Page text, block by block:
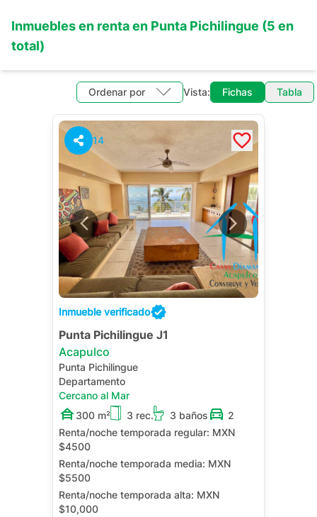
Inmuebles en rentaen Punta Pichilingue (5 en
total)
Ordenar por Vista: Fichas Tabla
14
Inmueble verificado
Punta Pichilingue J1
Acapulco
Punta Pichilingue
Departamento
Cercano al Mar
300 m²
3 rec. 3 baños
2
Renta/noche temporada regular: MXN
$4500
Renta/noche temporada media: MXN
$5500
Renta/noche temporada alta: MXN
$10,000